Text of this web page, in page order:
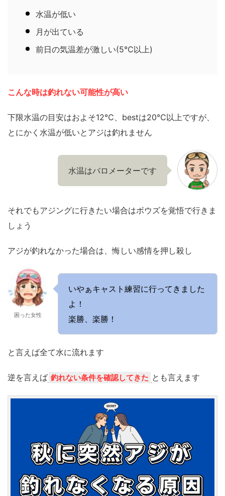
水温が低い
月が出ている
前日の気温差が激しい(5℃以上)
こんな時は釣れない可能性が高い
下限水温の目安はおよそ12℃、bestは20℃以上ですが、
とにかく水温が低いとアジは釣れません
水温はバロメーターです
それでもアジングに行きたい場合はボウズを覚悟で行きま
しょう
アジが釣れなかった場合は、悔しい感情を押し殺し
困った女性
いやぁキャスト練習に行ってきました
よ！
楽勝、楽勝！
と言えば全て水に流れます
逆を言えば 釣れない条件を確認してきた とも言えます